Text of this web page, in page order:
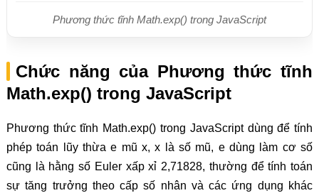
Phương thức tĩnh Math.exp() trong JavaScript
Chức năng của Phương thức tĩnh
Math.exp() trong JavaScript
Phương thức tĩnh Math.exp() trong JavaScript dùng để tính
phép toán lũy thừa e mũ x, x là số mũ, e dùng làm cơ số
cũng là hằng số Euler xấp xỉ 2,71828, thường để tính toán
sự tăng trưởng theo cấp số nhân và các ứng dụng khác